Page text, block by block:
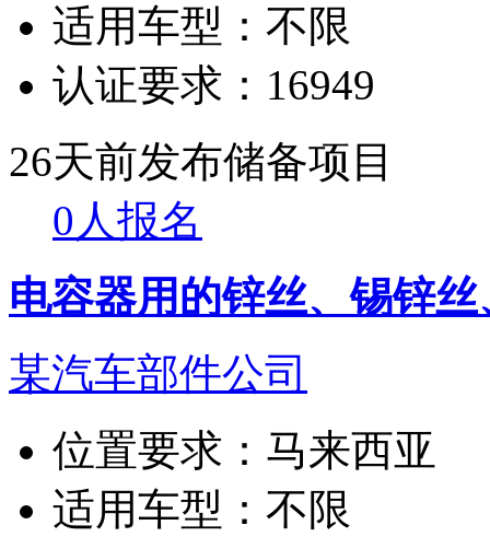
适用车型： 不限
认证要求： 16949
26天前发布储备项目
0人报名
电容器用的锌丝、锡锌
某汽车部件公司
位置要求： 马来西亚
适用车型： 不限